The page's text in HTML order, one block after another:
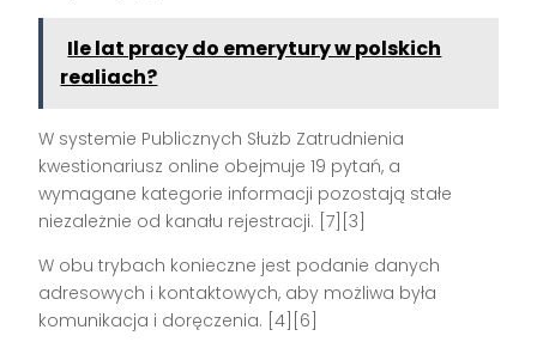
Ile lat pracy do emerytury w polskich
realiach?
W systemie Publicznych Służb Zatrudnienia
kwestionariusz online obejmuje 19 pytań, a
wymagane kategorie informacji pozostają stałe
niezależnie od kanału rejestracji. [7][3]
W obu trybach konieczne jest podanie danych
adresowych i kontaktowych, aby możliwa była
komunikacja i doręczenia. [4][6]